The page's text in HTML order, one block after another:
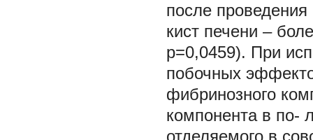
после
кист печени –
р=0,0459). При
побочных
фибринозного
компонента в по-
отделяемого в